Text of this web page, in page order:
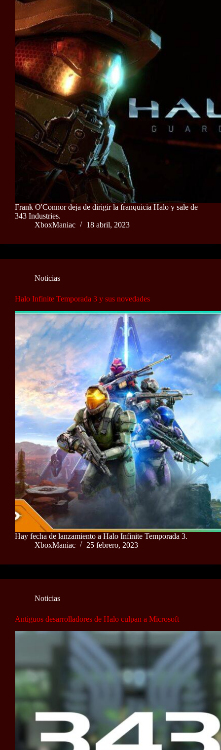
Frank O'Connor deja de dirigir la franquicia Halo y sale de
343 Industries.
XboxManiac
18 abril, 2023
Noticias
Halo Infinite Temporada 3 y sus novedades
Hay fecha de lanzamiento a Halo Infinite Temporada 3.
XboxManiac
25 febrero, 2023
Noticias
Antiguos desarrolladores de Halo culpan a Microsoft